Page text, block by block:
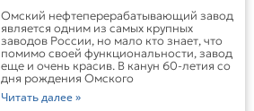
Омский нефтеперерабатывающий завод
является одним из самых крупных
заводов России, но мало кто знает, что
помимо своей функциональности, завод
еще и очень красив. В канун 60-летия со
дня рождения Омского
Читать далее »